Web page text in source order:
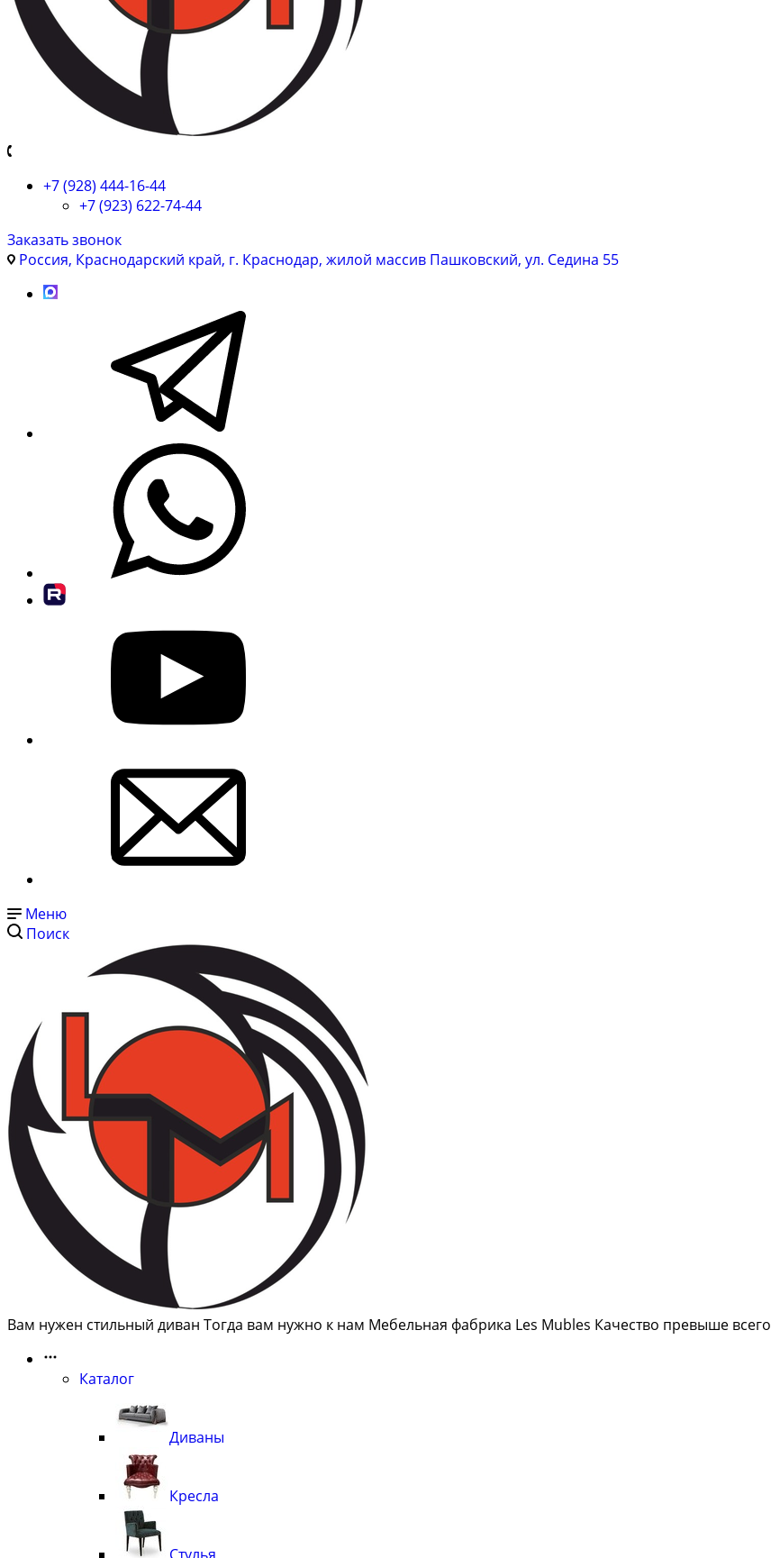
+7 (928) 444-16-44
+7 (923) 622-74-44
Заказать звонок
Россия, Краснодарский край, г. Краснодар, жилой массив Пашковский, ул. Седина 55
Меню
Поиск
Вам нужен стильный диван Тогда вам нужно к нам Мебельная фабрика Les Mubles Качество превыше всего
Каталог
Диваны
Кресла